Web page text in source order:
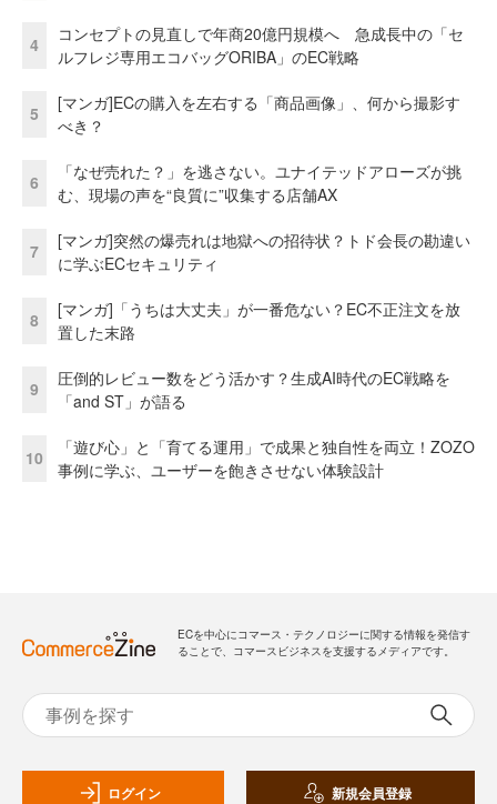
4
コンセプトの見直しで年商20億円規模へ 急成長中の「セ
ルフレジ専用エコバッグORIBA」のEC戦略
5
[マンガ]ECの購入を左右する「商品画像」、何から撮影す
べき？
6
「なぜ売れた？」を逃さない。ユナイテッドアローズが挑
む、現場の声を“良質に”収集する店舗AX
7
[マンガ]突然の爆売れは地獄への招待状？トド会長の勘違い
に学ぶECセキュリティ
8
[マンガ]「うちは大丈夫」が一番危ない？EC不正注文を放
置した末路
9
圧倒的レビュー数をどう活かす？生成AI時代のEC戦略を
「and ST」が語る
10
「遊び心」と「育てる運用」で成果と独自性を両立！ZOZO
事例に学ぶ、ユーザーを飽きさせない体験設計
ECを中心にコマース・テクノロジーに関する情報を発信す
ることで、コマースビジネスを支援するメディアです。
ログイン 新規会員登録